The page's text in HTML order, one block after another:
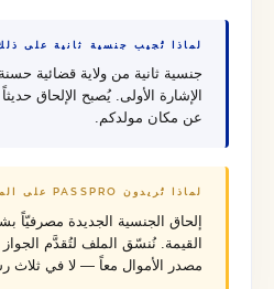
لماذا تُجيب جنسية ثانية على
جنسية ثانية من ولاية قضائية حسنة
الإشارة الأولى. يُصبح الإلحاق
عن مكان مولدكم.
لماذا تُريدون PASSPRO على الملف
إلحاق الجنسية الجديدة
القيمة. نُنسّق الملف لتُقدَّم
مصدر الأموال معاً — لا في ثلاث